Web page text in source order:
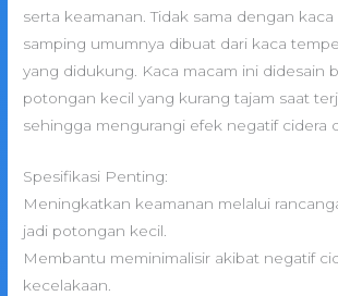
serta keamanan. Tidak sama dengan
samping umumnya dibuat dari kaca
yang didukung. Kaca macam ini didesain
potongan kecil yang kurang tajam saat
sehingga mengurangi efek negatif cidera
Spesifikasi Penting:
Meningkatkan keamanan melalui
jadi potongan kecil.
Membantu meminimalisir akibat negatif
kecelakaan.